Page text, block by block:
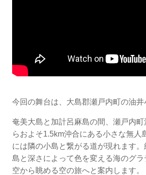
今回の舞台は、大島郡瀬戸内町の油井
奄美大島と加計呂麻島の間、瀬戸内
らおよそ1.5km沖合にある小さな無人
には隣の小島と繋がる道が現れます
島と深さによって色を変える海のグラ
空から眺める空の旅へと案内します。